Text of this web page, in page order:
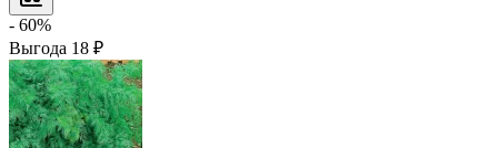
- 60%
Выгода 18 ₽